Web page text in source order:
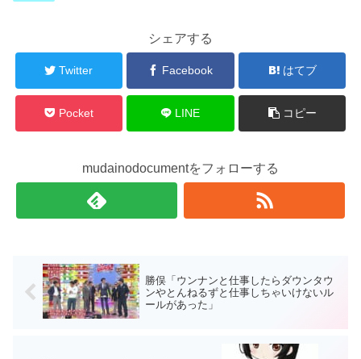
シェアする
Twitter Facebook はてブ
Pocket LINE コピー
mudainodocumentをフォローする
勝俣「ウンナンと仕事したらダウンタウ
ンやとんねるずと仕事しちゃいけないル
ールがあった」